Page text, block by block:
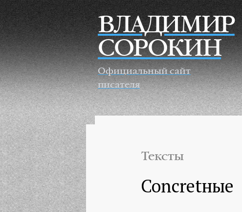
Перейти к основному содержанию
ВЛАДИМИР
СОРОКИН
Официальный сайт
писателя
Тексты
Concretные